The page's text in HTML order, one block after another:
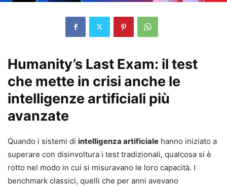
Humanity’s Last Exam: il test
che mette in crisi anche le
intelligenze artificiali più
avanzate
Quando i sistemi di intelligenza artificiale hanno iniziato a
superare con disinvoltura i test tradizionali, qualcosa si è
rotto nel modo in cui si misuravano le loro capacità. I
benchmark classici, quelli che per anni avevano